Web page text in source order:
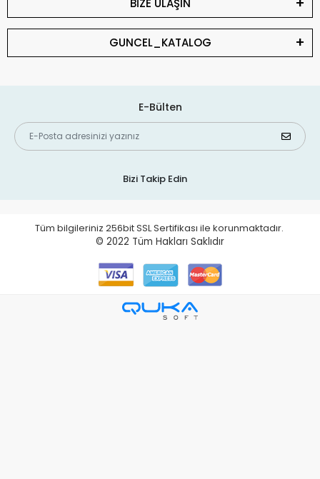
BİZE ULAŞIN
GUNCEL_KATALOG
E-Bülten
Bizi Takip Edin
Tüm bilgileriniz 256bit SSL Sertifikası ile korunmaktadır.
© 2022 Tüm Hakları Saklıdır